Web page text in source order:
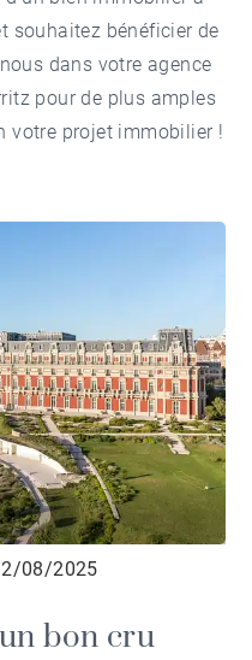
souhaitez bénéficier de
dans votreagence
pour de plus amples
votre projet immobilier !
08/2025
bon cru